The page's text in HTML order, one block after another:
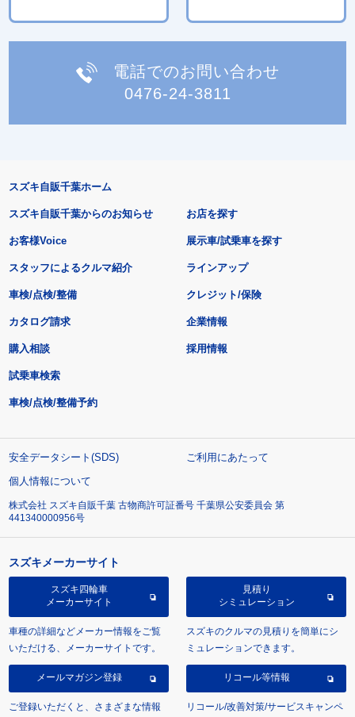
電話でのお問い合わせ
0476-24-3811
スズキ自販千葉ホーム
スズキ自販千葉からのお知らせ
お客様Voice
スタッフによるクルマ紹介
お店を探す
展示車/試乗車を探す
ラインアップ
車検/点検/整備 クレジット/保険
カタログ請求
購入相談
試乗車検索
車検/点検/整備予約
企業情報
採用情報
安全データシート(SDS)
ご利用にあたって
個人情報について
株式会社 スズキ自販千葉 古物商許可証番号 千葉県公安委員会 第
441340000956号
スズキメーカーサイト
スズキ四輪車
メーカーサイト
車種の詳細などメーカー情報をご覧
いただける、メーカーサイトです。
見積り
シミュレーション
スズキのクルマの見積りを簡単にシ
ミュレーションできます。
メールマガジン登録
ご登録いただくと、さまざまな情報
リコール等情報
リコール/改善対策/サービスキャンペ